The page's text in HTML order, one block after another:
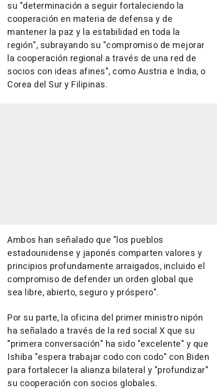
su "determinación a seguir fortaleciendo la
cooperación en materia de defensa y de
mantener la paz y la estabilidad en toda la
región", subrayando su "compromiso de mejorar
la cooperación regional a través de una red de
socios con ideas afines", como Austria e India, o
Corea del Sur y Filipinas.
Ambos han señalado que "los pueblos
estadounidense y japonés comparten valores y
principios profundamente arraigados, incluido el
compromiso de defender un orden global que
sea libre, abierto, seguro y próspero".
Por su parte, la oficina del primer ministro nipón
ha señalado a través de la red social X que su
"primera conversación" ha sido "excelente" y que
Ishiba "espera trabajar codo con codo" con Biden
para fortalecer la alianza bilateral y "profundizar"
su cooperación con socios globales.